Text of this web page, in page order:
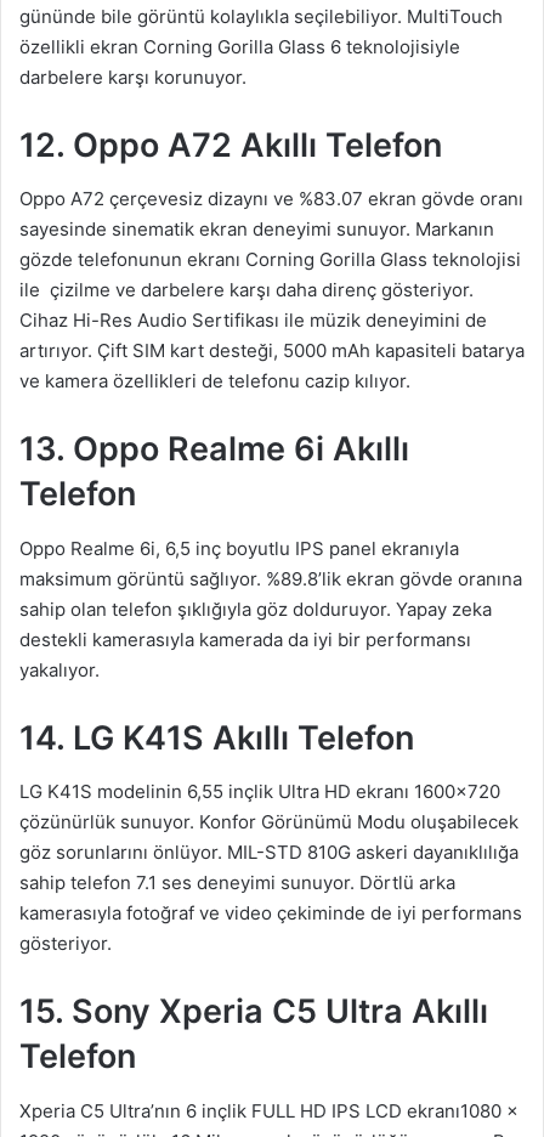
gününde bile görüntü kolaylıkla seçilebiliyor. MultiTouch
özellikli ekran Corning Gorilla Glass 6 teknolojisiyle
darbelere karşı korunuyor.
12. Oppo A72 Akıllı Telefon
Oppo A72 çerçevesiz dizaynı ve %83.07 ekran gövde oranı
sayesinde sinematik ekran deneyimi sunuyor. Markanın
gözde telefonunun ekranı Corning Gorilla Glass teknolojisi
ile çizilme ve darbelere karşı daha direnç gösteriyor.
Cihaz Hi-Res Audio Sertifikası ile müzik deneyimini de
artırıyor. Çift SIM kart desteği, 5000 mAh kapasiteli batarya
ve kamera özellikleri de telefonu cazip kılıyor.
13. Oppo Realme 6i Akıllı
Telefon
Oppo Realme 6i, 6,5 inç boyutlu IPS panel ekranıyla
maksimum görüntü sağlıyor. %89.8’lik ekran gövde oranına
sahip olan telefon şıklığıyla göz dolduruyor. Yapay zeka
destekli kamerasıyla kamerada da iyi bir performansı
yakalıyor.
14. LG K41S Akıllı Telefon
LG K41S modelinin 6,55 inçlik Ultra HD ekranı 1600×720
çözünürlük sunuyor. Konfor Görünümü Modu oluşabilecek
göz sorunlarını önlüyor. MIL-STD 810G askeri dayanıklılığa
sahip telefon 7.1 ses deneyimi sunuyor. Dörtlü arka
kamerasıyla fotoğraf ve video çekiminde de iyi performans
gösteriyor.
15. Sony Xperia C5 Ultra Akıllı
Telefon
Xperia C5 Ultra’nın 6 inçlik FULL HD IPS LCD ekranı1080 x